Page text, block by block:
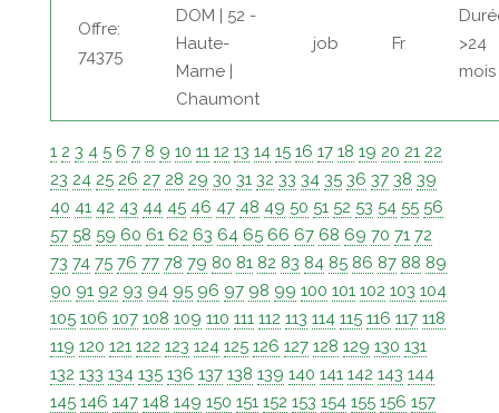
Offre:
74375
DOM | 52 -
Haute-
Marne |
Chaumont
job Fr
>24
mois
1 2 3 4 5 6 7 8 9 10 11 12 13 14 15 16 17 18 19 20 21 22
23 24 25 26 27 28 29 30 31 32 33 34 35 36 37 38 39
40 41 42 43 44 45 46 47 48 49 50 51 52 53 54 55 56
57 58 59 60 61 62 63 64 65 66 67 68 69 70 71 72
73 74 75 76 77 78 79 80 81 82 83 84 85 86 87 88 89
90 91 92 93 94 95 96 97 98 99 100 101 102 103 104
105 106 107 108 109 110 111 112 113 114 115 116 117 118
119 120 121 122 123 124 125 126 127 128 129 130 131
132 133 134 135 136 137 138 139 140 141 142 143 144
145 146 147 148 149 150 151 152 153 154 155 156 157